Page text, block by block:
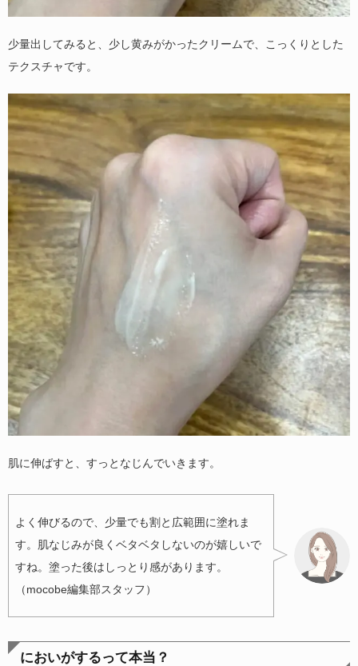
少量出してみると、少し黄みがかったクリームで、こっくりとした
テクスチャです。
肌に伸ばすと、すっとなじんでいきます。
よく伸びるので、少量でも割と広範囲に塗れま
す。肌なじみが良くベタベタしないのが嬉しいで
すね。塗った後はしっとり感があります。
（mocobe編集部スタッフ）
においがするって本当？